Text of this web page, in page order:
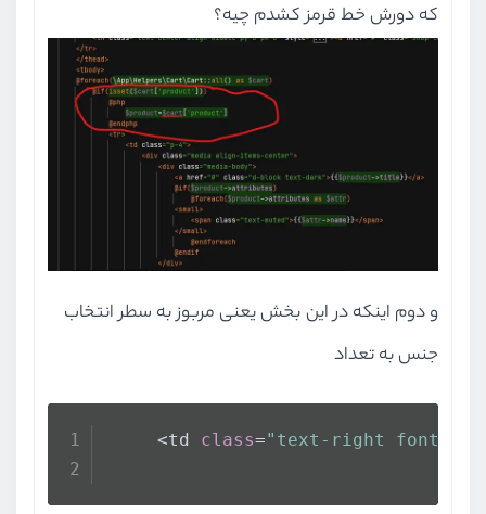
که دورش خط قرمز کشدم چیه؟
و دوم اینکه در این بخش یعنی مربوز به سطر انتخاب
جنس به تعداد
     <td
class="text-right font-